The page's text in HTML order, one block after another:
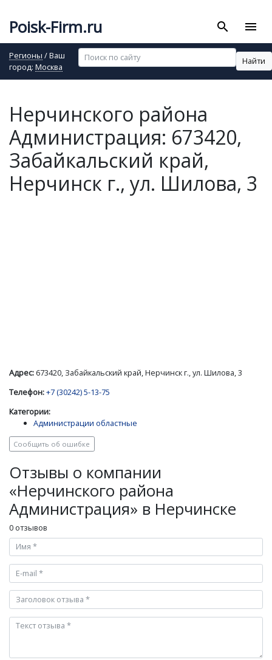
Poisk-Firm.ru search menu
Регионы / Ваш
город: Москва
Найти
Нерчинского района
Администрация: 673420,
Забайкальский край,
Нерчинск г., ул. Шилова, 3
Адрес: 673420, Забайкальский край, Нерчинск г., ул. Шилова, 3
Телефон:+7 (30242) 5-13-75
Категории:
Администрации областные
Сообщить об ошибке
Отзывы о компании
«Нерчинского района
Администрация» в Нерчинске
0 отзывов